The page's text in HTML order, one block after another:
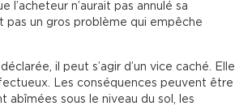
n’aurait pas annulé sa
pas un gros problème qui empêche
il peut s’agir d’un vice caché. Elle
Les conséquences peuvent être
abîmées sous le niveau du sol, les